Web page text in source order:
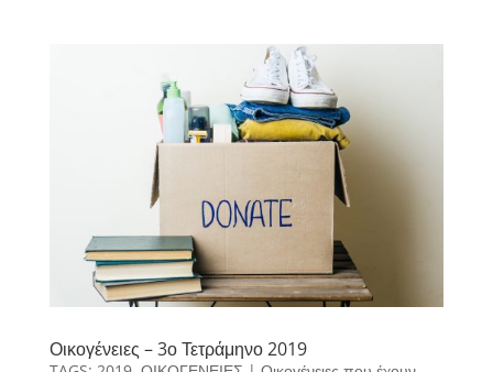
Οικογένειες – 3ο Τετράμηνο 2019